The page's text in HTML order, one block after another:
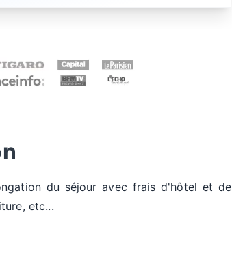
du séjour avec frais d'hôtel et de
etc...